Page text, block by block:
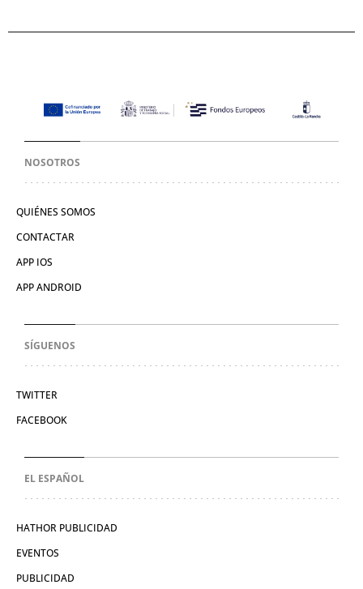
NOSOTROS
QUIÉNES SOMOS
CONTACTAR
APP IOS
APP ANDROID
SÍGUENOS
TWITTER
FACEBOOK
EL ESPAÑOL
HATHOR PUBLICIDAD
EVENTOS
PUBLICIDAD